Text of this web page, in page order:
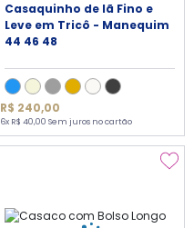
Casaquinho de lã Fino e
Leve em Tricô - Manequim
44 46 48
R$ 240,00
6x R$ 40,00 Sem juros no cartão